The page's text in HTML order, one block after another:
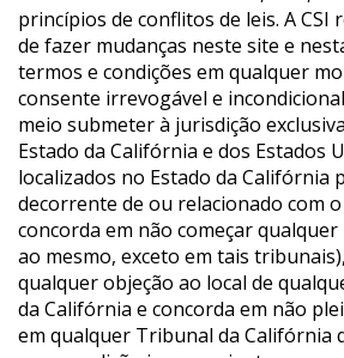
princípios de conflitos de leis. A CSI
de fazer mudanças neste site e
termos e condições em qualquer
consente irrevogável e
meio submeter à jurisdição
Estado da Califórnia e dos Estados
localizados no Estado da Califórnia
decorrente de ou relacionado com
concorda em não começar
ao mesmo, exceto em tais
qualquer objeção ao local de
da Califórnia e concorda em não
em qualquer Tribunal da Califórnia